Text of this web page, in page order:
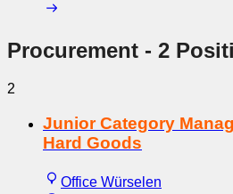
Procurement - 2
2
Junior Category
Hard Goods
Office Würselen